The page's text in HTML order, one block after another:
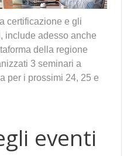
certificazione e gli
include adesso anche
della regione
3 seminari a
per i prossimi 24, 25 e
eventi